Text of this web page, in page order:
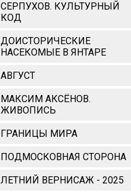
СЕРПУХОВ. КУЛЬТУРНЫЙ
КОД
ДОИСТОРИЧЕСКИЕ
НАСЕКОМЫЕ В ЯНТАРЕ
АВГУСТ
МАКСИМ АКСЁНОВ.
ЖИВОПИСЬ
ГРАНИЦЫ МИРА
ПОДМОСКОВНАЯ СТОРОНА
ЛЕТНИЙ ВЕРНИСАЖ - 2025